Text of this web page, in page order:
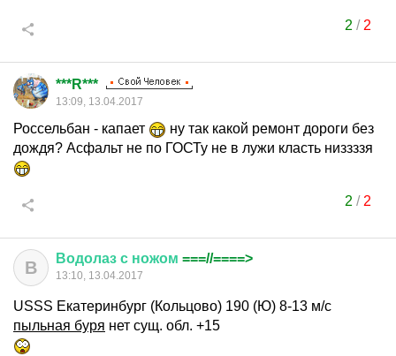
2 / 2
***R***
13:09, 13.04.2017
Россельбан - капает
ну так какой ремонт дороги без
дождя? Асфальт не по ГОСТу не в лужи класть низзззя
2 / 2
В Водолаз с ножом ===//====>
13:10, 13.04.2017
USSS Екатеринбург (Кольцово) 190 (Ю) 8-13 м/с
пыльная буря нет сущ. обл. +15